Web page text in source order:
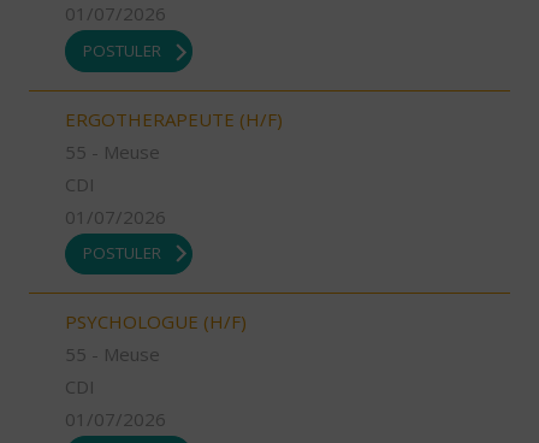
01/07/2026
POSTULER
ERGOTHERAPEUTE (H/F)
55 - Meuse
CDI
01/07/2026
POSTULER
PSYCHOLOGUE (H/F)
55 - Meuse
CDI
01/07/2026